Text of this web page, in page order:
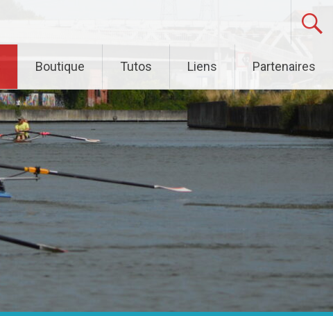
Boutique Tutos Liens Partenaires